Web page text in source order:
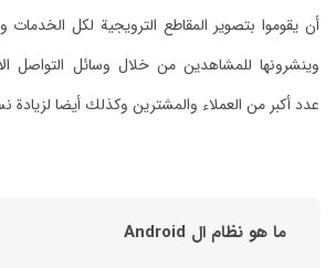
أن يقوموا بتصوير المقاطع الترويجية لكل الخدمات
وينشرونها للمشاهدين من خلال وسائل التواصل
عدد أكبر من العملاء والمشترين وكذلك أيضا لزيادة
ما هو نظام ال Android